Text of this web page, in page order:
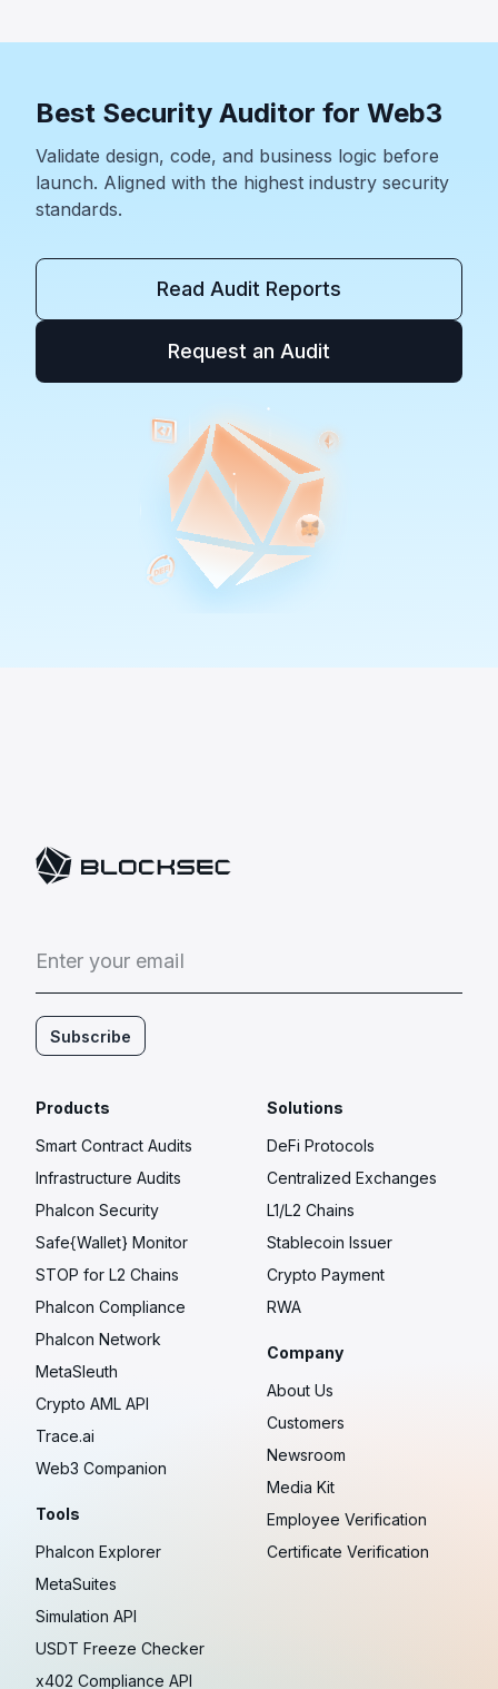
Best Security Auditor for Web3
Validate design, code, and business logic before
launch. Aligned with the highest industry security
standards.
Read Audit Reports
Request an Audit
Enter your email
Subscribe
Products
Smart Contract Audits
Infrastructure Audits
Phalcon Security
Safe{Wallet} Monitor
STOP for L2 Chains
Phalcon Compliance
Phalcon Network
MetaSleuth
Crypto AML API
Trace.ai
Web3 Companion
Tools
Phalcon Explorer
MetaSuites
Simulation API
USDT Freeze Checker
x402 Compliance API
Solutions
DeFi Protocols
Centralized Exchanges
L1/L2 Chains
Stablecoin Issuer
Crypto Payment
RWA
Company
About Us
Customers
Newsroom
Media Kit
Employee Verification
Certificate Verification